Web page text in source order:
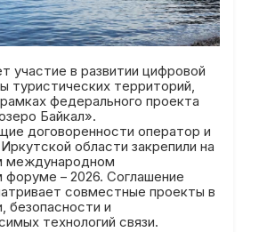
участие в развитии цифровой
туристических территорий,
федерального проекта
Байкал».
договоренности оператор и
области закрепили на
международном
форуме – 2026. Соглашение
совместные проекты в
безопасности и
технологий связи.